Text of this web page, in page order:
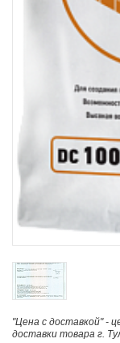
"Цена с доставкой" -
доставки товара г.